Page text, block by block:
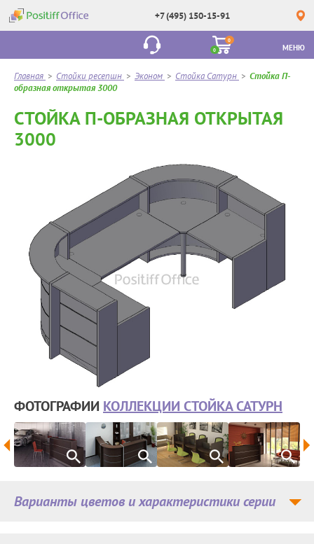
+7 (495) 150-15-91
0
0
МЕНЮ
Главная > Стойки ресепшн > Эконом > Стойка Сатурн > Стойка П-
образная открытая 3000
СТОЙКА П-ОБРАЗНАЯ ОТКРЫТАЯ
3000
ФОТОГРАФИИ КОЛЛЕКЦИИ СТОЙКА САТУРН
Варианты цветов и характеристики серии